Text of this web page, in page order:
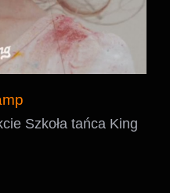
Szkoła tańca King